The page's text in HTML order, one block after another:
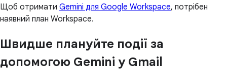
Щоб отримати Gemini для Google Workspace, потрібен
наявний план Workspace.
Швидше плануйте події за
допомогою Gemini у Gmail